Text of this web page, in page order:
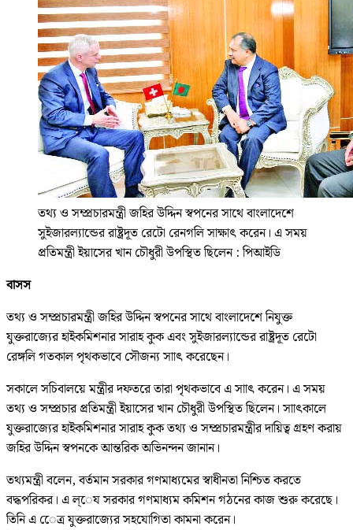
তথ্য ও সম্প্রচারমন্ত্রী জহির উদ্দিন স্বপনের সাথে বাংলাদেশে
সুইজারল্যান্ডের রাষ্ট্রদূত রেটো রেনগলি সাক্ষাৎ করেন। এ সময়
প্রতিমন্ত্রী ইয়াসের খান চৌধুরী উপস্থিত ছিলেন : পিআইডি
বাসস
তথ্য ও সম্প্রচারমন্ত্রী জহির উদ্দিন স্বপনের সাথে বাংলাদেশে নিযুক্ত
যুক্তরাজ্যের হাইকমিশনার সারাহ কুক এবং সুইজারল্যান্ডের রাষ্ট্রদূত রেটো
রেঙ্গলি গতকাল পৃথকভাবে সৌজন্য সাাৎ করেছেন।
সকালে সচিবালয়ে মন্ত্রীর দফতরে তারা পৃথকভাবে এ সাাৎ করেন। এ সময়
তথ্য ও সম্প্রচার প্রতিমন্ত্রী ইয়াসের খান চৌধুরী উপস্থিত ছিলেন। সাাৎকালে
যুক্তরাজ্যের হাইকমিশনার সারাহ কুক তথ্য ও সম্প্রচারমন্ত্রীর দায়িত্ব গ্রহণ করায়
জহির উদ্দিন স্বপনকে আন্তরিক অভিনন্দন জানান।
তথ্যমন্ত্রী বলেন, বর্তমান সরকার গণমাধ্যমের স্বাধীনতা নিশ্চিত করতে
বদ্ধপরিকর। এ ল্েয সরকার গণমাধ্যম কমিশন গঠনের কাজ শুরু করেছে।
তিনি এ েেত্র যুক্তরাজ্যের সহযোগিতা কামনা করেন।